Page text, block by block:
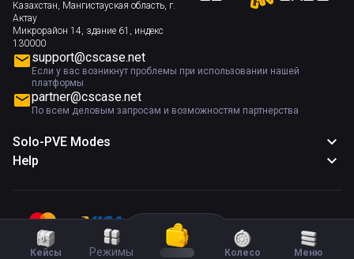
Кейсы Режимы Колесо Меню
Казахстан, Мангистауская область, г.
Актау
Микрорайон 14, здание 61, индекс
130000
support@cscase.net
Если у вас возникнут проблемы при использовании нашей
платформы
partner@cscase.net
По всем деловым запросам и возможностям партнерства
Solo-PVE Modes
Help